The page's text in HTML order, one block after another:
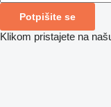
Potpišite se
Klikom pristajete na